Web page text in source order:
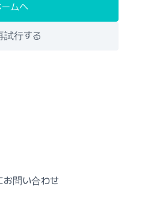
ムへ
試行する
問い合わせ